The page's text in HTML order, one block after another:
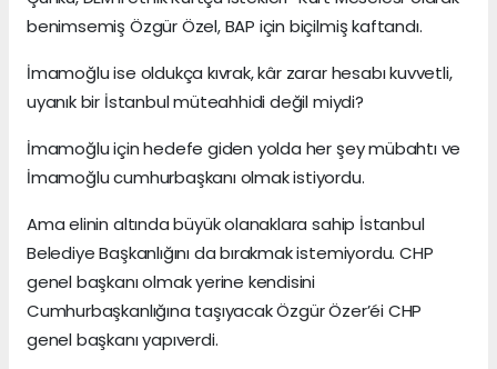
benimsemiş Özgür Özel, BAP için biçilmiş kaftandı.
İmamoğlu ise oldukça kıvrak, kâr zarar hesabı kuvvetli,
uyanık bir İstanbul müteahhidi değil miydi?
İmamoğlu için hedefe giden yolda her şey mübahtı ve
İmamoğlu cumhurbaşkanı olmak istiyordu.
Ama elinin altında büyük olanaklara sahip İstanbul
Belediye Başkanlığını da bırakmak istemiyordu. CHP
genel başkanı olmak yerine kendisini
Cumhurbaşkanlığına taşıyacak Özgür Özer’éi CHP
genel başkanı yapıverdi.